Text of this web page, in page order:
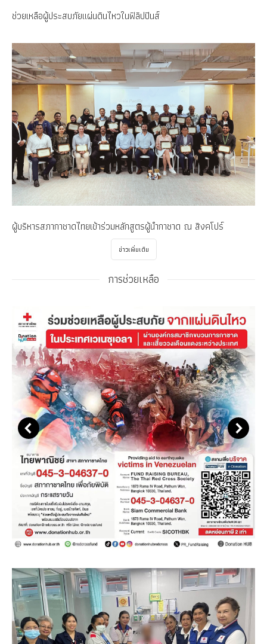
ช่วยเหลือผู้ประสบภัยแผ่นดินไหวในฟิลิปปินส์
ผู้บริหารสภากาชาดไทยเข้าร่วมหลักสูตรผู้นำกาชาด ณ สิงคโปร์
ข่าวเพิ่มเติม
การช่วยเหลือ